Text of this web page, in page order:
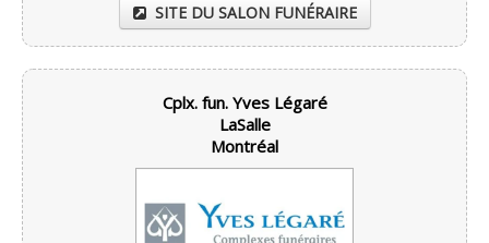
SITE DU SALON FUNÉRAIRE
Cplx. fun. Yves Légaré
LaSalle
Montréal